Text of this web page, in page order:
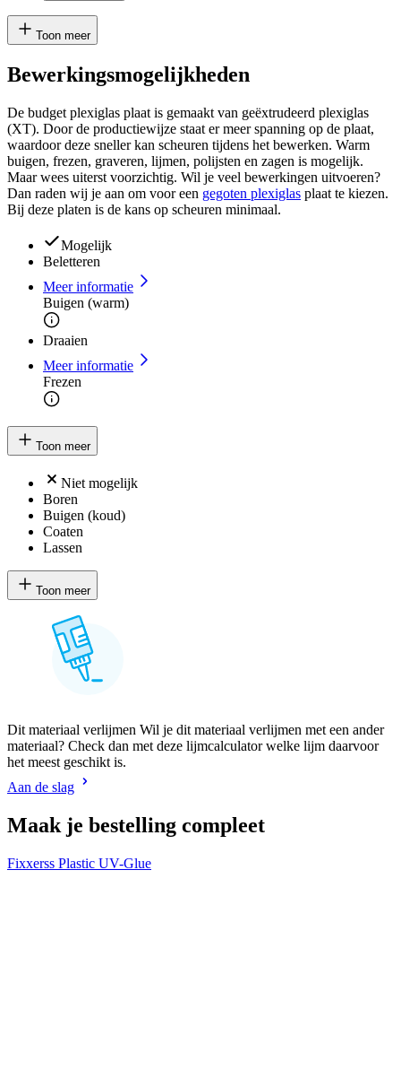
Toon meer
Bewerkingsmogelijkheden
De budget plexiglas plaat is gemaakt van geëxtrudeerd plexiglas
(XT). Door de productiewijze staat er meer spanning op de plaat,
waardoor deze sneller kan scheuren tijdens het bewerken. Warm
buigen, frezen, graveren, lijmen, polijsten en zagen is mogelijk.
Maar wees uiterst voorzichtig. Wil je veel bewerkingen uitvoeren?
Dan raden wij je aan om voor een gegoten plexiglas plaat te kiezen.
Bij deze platen is de kans op scheuren minimaal.
Mogelijk
Beletteren
Meer informatie
Buigen (warm)
Draaien
Meer informatie
Frezen
Toon meer
Niet mogelijk
Boren
Buigen (koud)
Coaten
Lassen
Toon meer
Dit materiaal verlijmen Wil je dit materiaal verlijmen met een ander
materiaal? Check dan met deze lijmcalculator welke lijm daarvoor
het meest geschikt is.
Aan de slag
Maak je bestelling compleet
Fixxerss Plastic UV-Glue